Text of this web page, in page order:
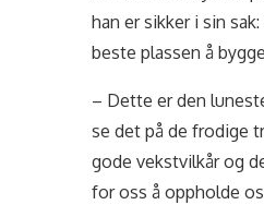
han er sikker i sin
beste plassen å
– Dette er den
se det på de frodige
gode vekstvilkår og
for oss å oppholde